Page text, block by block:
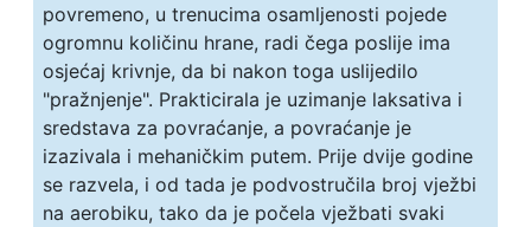
povremeno, u trenucima osamljenosti pojede
ogromnu količinu hrane, radi čega poslije ima
osjećaj krivnje, da bi nakon toga uslijedilo
"pražnjenje". Prakticirala je uzimanje laksativa i
sredstava za povraćanje, a povraćanje je
izazivala i mehaničkim putem. Prije dvije godine
se razvela, i od tada je podvostručila broj vježbi
na aerobiku, tako da je počela vježbati svaki